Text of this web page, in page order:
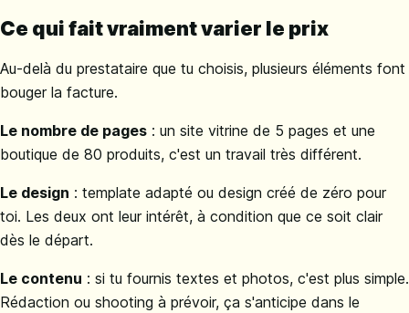
Ce qui fait vraiment varier le prix
Au-delà du prestataire que tu choisis, plusieurs éléments font
bouger la facture.
Le nombre de pages : un site vitrine de 5 pages et une
boutique de 80 produits, c'est un travail très différent.
Le design : template adapté ou design créé de zéro pour
toi. Les deux ont leur intérêt, à condition que ce soit clair
dès le départ.
Le contenu : si tu fournis textes et photos, c'est plus simple.
Rédaction ou shooting à prévoir, ça s'anticipe dans le